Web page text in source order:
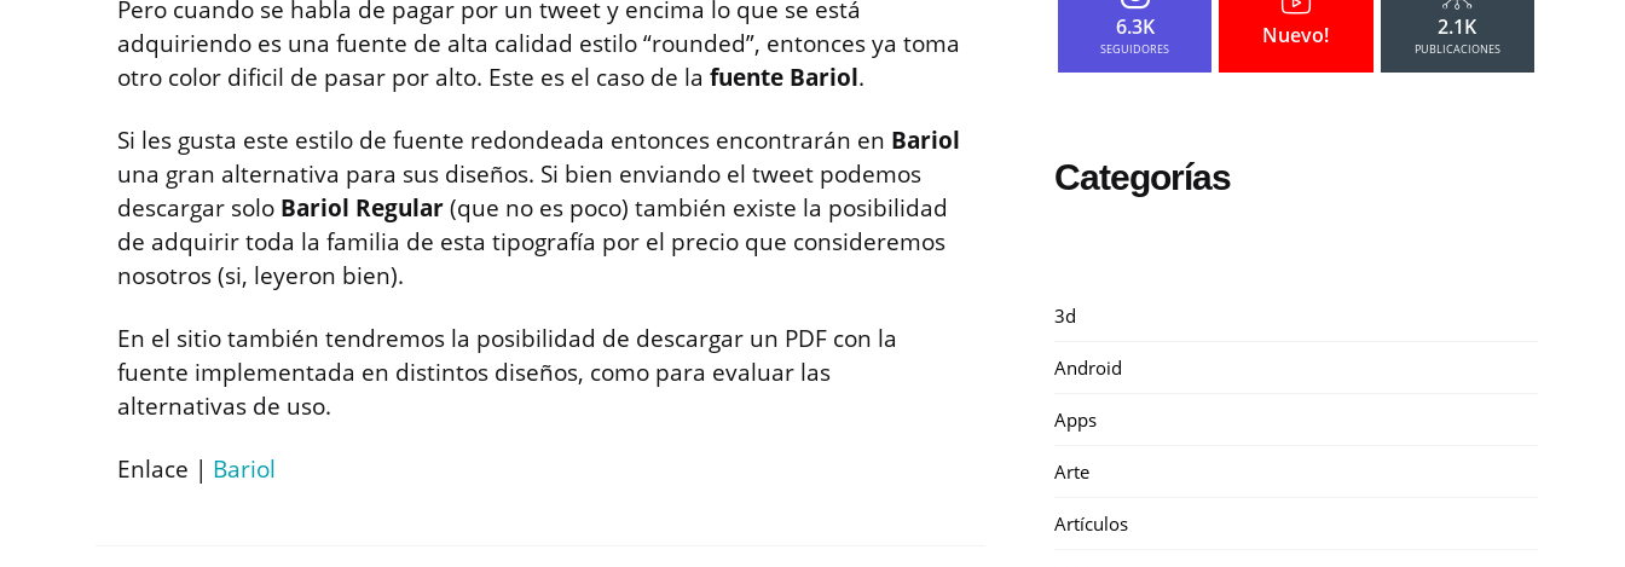
Pero cuando se habla de pagar por un tweet y encima lo que se está
adquiriendo es una fuente de alta calidad estilo “rounded”, entonces ya toma
otro color dificil de pasar por alto. Este es el caso de la fuente Bariol.
Si les gusta este estilo de fuente redondeada entonces encontrarán en Bariol
una gran alternativa para sus diseños. Si bien enviando el tweet podemos
descargar solo Bariol Regular(que no es poco) también existe la posibilidad
de adquirir toda la familia de esta tipografía por el precio que consideremos
nosotros (si, leyeron bien).
En el sitio también tendremos la posibilidad de descargar un PDF con la
fuente implementada en distintos diseños, como para evaluar las
alternativas de uso.
Enlace | Bariol
6.3K
SEGUIDORES
Nuevo! 2.1K
PUBLICACIONES
Categorías
3d
Android
Apps
Arte
Artículos